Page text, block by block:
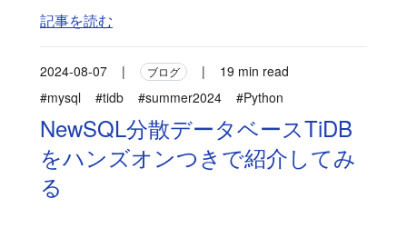
記事を読む
2024-08-07 | ブログ |
19 min read
#mysql
#tidb #summer2024 #Python
NewSQL分散データベースTiDB
をハンズオンつきで紹介してみ
る